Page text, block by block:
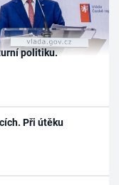
politiku.
Při útěku